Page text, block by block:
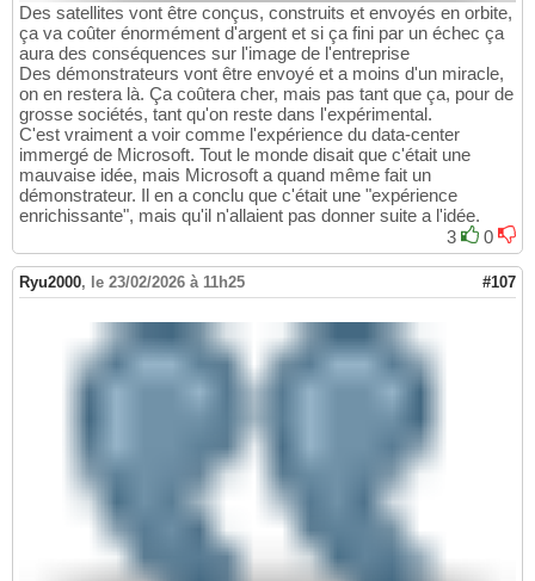
Des satellites vont être conçus, construits et envoyés en orbite,
ça va coûter énormément d'argent et si ça fini par un échec ça
aura des conséquences sur l'image de l'entreprise
Des démonstrateurs vont être envoyé et a moins d'un miracle,
on en restera là. Ça coûtera cher, mais pas tant que ça, pour de
grosse sociétés, tant qu'on reste dans l'expérimental.
C'est vraiment a voir comme l'expérience du data-center
immergé de Microsoft. Tout le monde disait que c'était une
mauvaise idée, mais Microsoft a quand même fait un
démonstrateur. Il en a conclu que c'était une "expérience
enrichissante", mais qu'il n'allaient pas donner suite a l'idée.
3
0
Ryu2000, le 23/02/2026 à 11h25 #107